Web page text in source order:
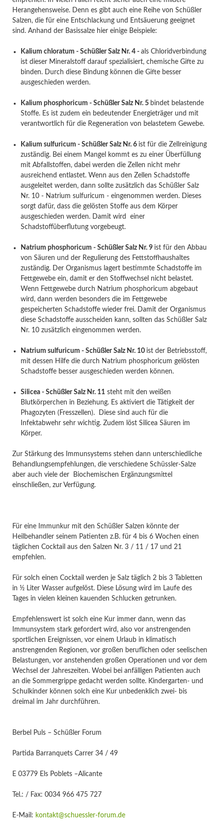
Herangehensweise. Denn es gibt auch eine Reihe von Schüßler
Salzen, die für eine Entschlackung und Entsäuerung geeignet
sind. Anhand der Basissalze hier einige Beispiele:
Kalium chloratum - Schüßler Salz Nr. 4 -als Chloridverbindung
ist dieser Mineralstoff darauf spezialisiert, chemische Gifte zu
binden. Durch diese Bindung können die Gifte besser
ausgeschieden werden.
Kalium phosphoricum - Schüßler Salz Nr. 5 bindet belastende
Stoffe. Es ist zudem ein bedeutender Energieträger und mit
verantwortlich für die Regeneration von belastetem Gewebe.
Kalium sulfuricum - Schüßler Salz Nr. 6 ist für die Zellreinigung
zuständig. Bei einem Mangel kommt es zu einer Überfüllung
mit Abfallstoffen, dabei werden die Zellen nicht mehr
ausreichend entlastet. Wenn aus den Zellen Schadstoffe
ausgeleitet werden, dann sollte zusätzlich das Schüßler Salz
Nr. 10 - Natrium sulfuricum - eingenommen werden. Dieses
sorgt dafür, dass die gelösten Stoffe aus dem Körper
ausgeschieden werden. Damit wird einer
Schadstoffüberflutung vorgebeugt.
Natrium phosphoricum - Schüßler Salz Nr. 9 ist für den Abbau
von Säuren und der Regulierung des Fettstoffhaushaltes
zuständig. Der Organismus lagert bestimmte Schadstoffe im
Fettgewebe ein, damit er den Stoffwechsel nicht belastet.
Wenn Fettgewebe durch Natrium phosphoricum abgebaut
wird, dann werden besonders die im Fettgewebe
gespeicherten Schadstoffe wieder frei. Damit der Organismus
diese Schadstoffe ausscheiden kann, sollten das Schüßler Salz
Nr. 10 zusätzlich eingenommen werden.
Natrium sulfuricum - Schüßler Salz Nr. 10 ist der Betriebsstoff,
mit dessen Hilfe die durch Natrium phosphoricum gelösten
Schadstoffe besser ausgeschieden werden können.
Silicea - Schüßler Salz Nr. 11 steht mit den weißen
Blutkörperchen in Beziehung. Es aktiviert die Tätigkeit der
Phagozyten (Fresszellen). Diese sind auch für die
Infektabwehr sehr wichtig. Zudem löst Silicea Säuren im
Körper.
Zur Stärkung des Immunsystems stehen dann unterschiedliche
Behandlungsempfehlungen, die verschiedene Schüssler-Salze
aber auch viele der Biochemischen Ergänzungsmittel
einschließen, zur Verfügung.
Für eine Immunkur mit den Schüßler Salzen könnte der
Heilbehandler seinem Patienten z.B. für 4 bis 6 Wochen einen
täglichen Cocktail aus den Salzen Nr. 3 / 11 / 17 und 21
empfehlen.
Für solch einen Cocktail werden je Salz täglich 2 bis 3 Tabletten
in ½ Liter Wasser aufgelöst. Diese Lösung wird im Laufe des
Tages in vielen kleinen kauenden Schlucken getrunken.
Empfehlenswert ist solch eine Kur immer dann, wenn das
Immunsystem stark gefordert wird, also vor anstrengenden
sportlichen Ereignissen, vor einem Urlaub in klimatisch
anstrengenden Regionen, vor großen beruflichen oder seelischen
Belastungen, vor anstehenden großen Operationen und vor dem
Wechsel der Jahreszeiten. Wobei bei anfälligen Patienten auch
an die Sommergrippe gedacht werden sollte. Kindergarten- und
Schulkinder können solch eine Kur unbedenklich zwei- bis
dreimal im Jahr durchführen.
Berbel Puls – Schüßler Forum
Partida Barranquets Carrer 34 / 49
E 03779 Els Poblets –Alicante
Tel.: / Fax: 0034 966 475 727
E-Mail: kontakt@schuessler-forum.de